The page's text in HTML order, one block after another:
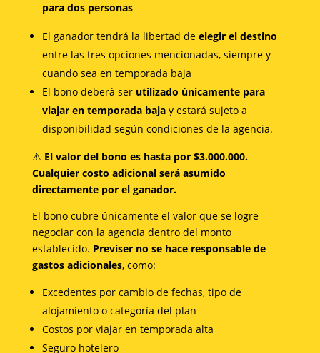
para dos personas
El ganador tendrá la libertad de elegir el destino
entre las tres opciones mencionadas, siempre y
cuando sea en temporada baja
El bono deberá ser utilizado únicamente para
viajar en temporada bajay estará sujeto a
disponibilidad según condiciones de la agencia.
⚠️ El valor del bono es hasta por $3.000.000.
Cualquier costo adicional será asumido
directamente por el ganador.
El bono cubre únicamente el valor que se logre
negociar con la agencia dentro del monto
establecido. Previser no se hace responsable de
gastos adicionales, como:
Excedentes por cambio de fechas, tipo de
alojamiento o categoría del plan
Costos por viajar en temporada alta
Seguro hotelero